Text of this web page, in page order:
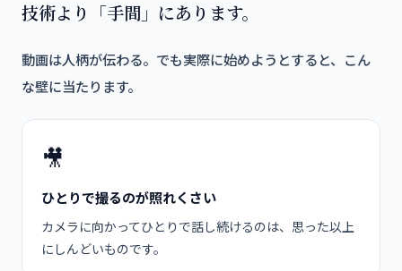
技術より「手間」にあります。
動画は人柄が伝わる。でも実際に始めようとすると、こん
な壁に当たります。
🎥
ひとりで撮るのが照れくさい
カメラに向かってひとりで話し続けるのは、思った以上
にしんどいものです。